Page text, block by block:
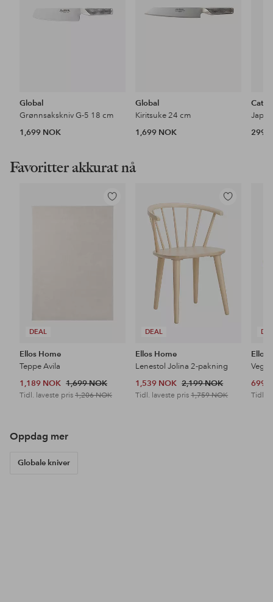
Global
Grønnsakskniv G-5 18 cm
1,699 NOK
Global
Kiritsuke 24 cm
1,699 NOK
299
Favoritter akkurat nå
DEAL
Legg
Ellos Home
Teppe Avila
1,189 NOK 1,699 NOK
Tidl. laveste pris 1,206 NOK
DEAL
Legg
til
Ellos Home
Lenestol Jolina 2-pakning
1,539 NOK 2,199 NOK
Tidl. laveste pris1,759 NOK
Ellos
699
Tidl.
Oppdag mer
Globale kniver